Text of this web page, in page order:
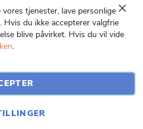
25847369
Luk
tjenester, lave personlige
du ikke accepterer valgfrie
blive påvirket. Hvis du vil vide
.